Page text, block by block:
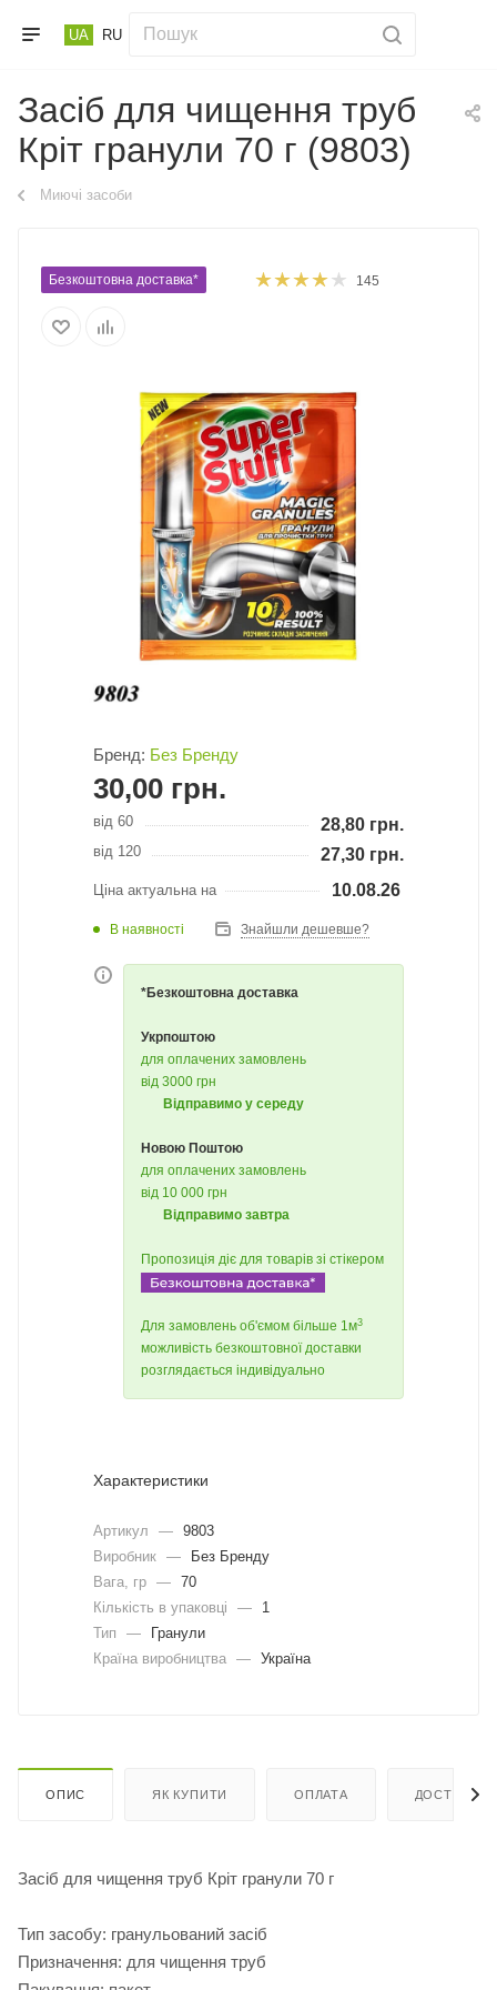
UA RU
Засіб для чищення труб
Кріт гранули 70 г (9803)
Миючі засоби
Безкоштовна доставка* 145
Бренд: Без Бренду
30,00 грн.
від 60 28,80 грн.
від 120 27,30 грн.
Ціна актуальна на 10.08.26
В наявності Знайшли дешевше?
*Безкоштовна доставка
Укрпоштою
для оплачених замовлень
від 3000 грн
Відправимо у середу
Новою Поштою
для оплачених замовлень
від 10 000 грн
Відправимо завтра
Пропозиція діє для товарів зі стікером
Для замовлень об'ємом більше 1м3
можливість безкоштовної доставки
розглядається індивідуально
Характеристики
Артикул — 9803
Виробник —
Без Бренду
Вага, гр — 70
Кількість в упаковці
—
1
Тип
—
Гранули
Країна виробництва — Україна
ОПИС ЯК КУПИТИ ОПЛАТА ДОСТАВКА
Засіб для чищення труб Кріт гранули 70 г
Тип засобу: гранульований засіб
Призначення: для чищення труб